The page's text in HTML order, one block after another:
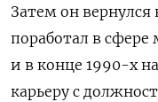
Затем он
поработал в сфере
и в конце 1990-х
карьеру с